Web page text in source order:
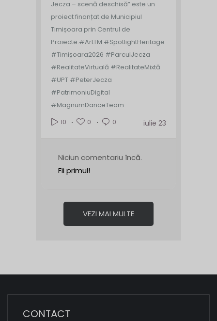
Jecza – scenă deschisă” este un
proiect finanțat de Municipiul
Timișoara prin Centrul de
Proiecte.#ArtTM #SpotlightHeritage
#Timișoara2026 #ParculJecza
#RealitateVirtuală #RealitateMixtă
#UPT #PeterJecza
#PatrimoniuDigital
#MagnumDanceTeam
10
0 0 iulie 23
Niciun comentariu încă.
Fii primul!
VEZI MAI MULTE
CONTACT